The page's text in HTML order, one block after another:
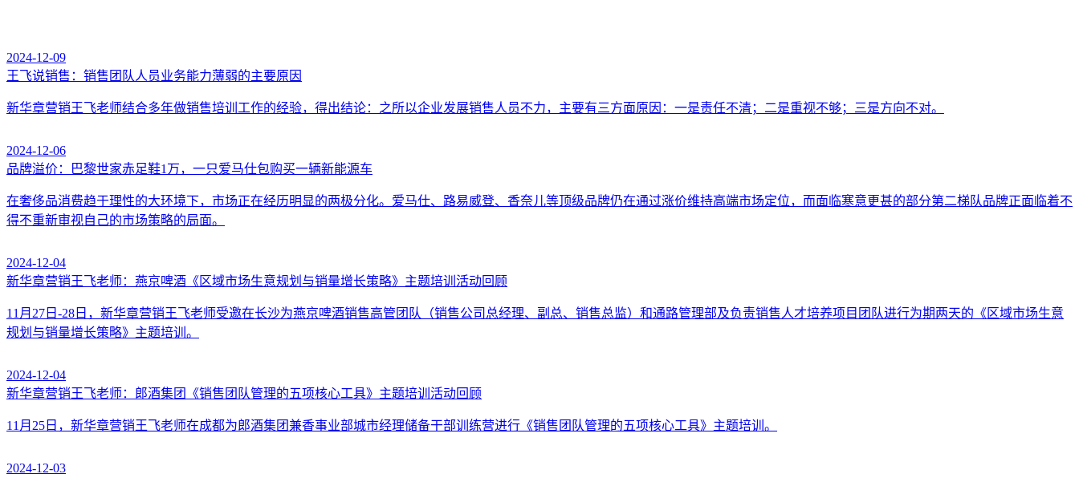
2024-12-09
王飞说销售：销售团队人员业务能力薄弱的主要原因
新华章营销王飞老师结合多年做销售培训工作的经验，得出结论：之所以企业发展销售人员不力，主要有三方面原因：一是责任不清；二是重视不够；三是方向不对。
2024-12-06
品牌溢价：巴黎世家赤足鞋1万，一只爱马仕包购买一辆新能源车
在奢侈品消费趋于理性的大环境下，市场正在经历明显的两极分化。爱马仕、路易威登、香奈儿等顶级品牌仍在通过涨价维持高端市场定位，而面临寒意更甚的部分第二梯队品牌正面临着不
得不重新审视自己的市场策略的局面。
2024-12-04
新华章营销王飞老师：燕京啤酒《区域市场生意规划与销量增长策略》主题培训活动回顾
11月27日-28日，新华章营销王飞老师受邀在长沙为燕京啤酒销售高管团队（销售公司总经理、副总、销售总监）和通路管理部及负责销售人才培养项目团队进行为期两天的《区域市场生意
规划与销量增长策略》主题培训。
2024-12-04
新华章营销王飞老师：郎酒集团《销售团队管理的五项核心工具》主题培训活动回顾
11月25日，新华章营销王飞老师在成都为郎酒集团兼香事业部城市经理储备干部训练营进行《销售团队管理的五项核心工具》主题培训。
2024-12-03